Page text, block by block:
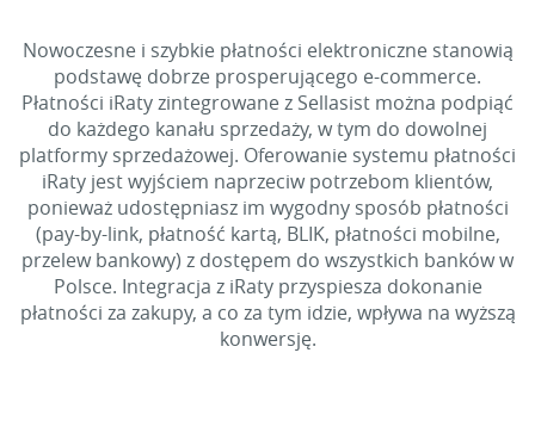
Nowoczesne i szybkie płatności elektroniczne stanowią
podstawę dobrze prosperującego e-commerce.
Płatności iRaty zintegrowane z Sellasist można podpiąć
do każdego kanału sprzedaży, w tym do dowolnej
platformy sprzedażowej. Oferowanie systemu płatności
iRaty jest wyjściem naprzeciw potrzebom klientów,
ponieważ udostępniasz im wygodny sposób płatności
(pay-by-link, płatność kartą, BLIK, płatności mobilne,
przelew bankowy) z dostępem do wszystkich banków w
Polsce. Integracja z iRaty przyspiesza dokonanie
płatności za zakupy, a co za tym idzie, wpływa na wyższą
konwersję.